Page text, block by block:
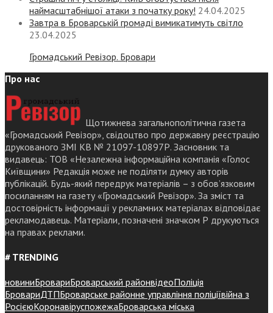
наймасштабнішої атаки з початку року! 24.04.2025
Завтра в Броварській громаді вимикатимуть світло
23.04.2025
Громадський Ревізор. Бровари
Про нас
Щотижнева загальнополітична газета
«Громадський Ревізор», свідоцтво про державну реєстрацію
друкованого ЗМІ КВ № 21097-10897Р. Засновник та
видавець: ТОВ «Незалежна інформаційна компанія «Голос
Київщини» Редакція може не поділяти думку авторів
публікацій. Будь-який передрук матеріалів – з обов’язковим
посиланням на газету «Громадський Ревізор». За зміст та
достовірність інформації у рекламних матеріалах відповідає
рекламодавець. Матеріали, позначені значком Р друкуються
на правах реклами.
# TRENDING
новиниБровариБроварський районвідеоПоліція
БровариДТПБроварське районне управління поліціївійна з
РосієюКоронавіруспожежаБроварська міська